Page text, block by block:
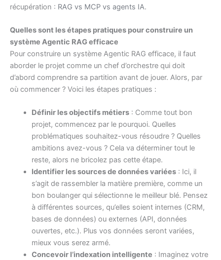
récupération : RAG vs MCP vs agents IA.
Quelles sont les étapes pratiques pour construire un
système Agentic RAG efficace
Pour construire un système Agentic RAG efficace, il faut
aborder le projet comme un chef d’orchestre qui doit
d’abord comprendre sa partition avant de jouer. Alors, par
où commencer ? Voici les étapes pratiques :
Définir les objectifs métiers: Comme tout bon
projet, commencez par le pourquoi. Quelles
problématiques souhaitez-vous résoudre ? Quelles
ambitions avez-vous ? Cela va déterminer tout le
reste, alors ne bricolez pas cette étape.
Identifier les sources de données variées: Ici, il
s’agit de rassembler la matière première, comme un
bon boulanger qui sélectionne le meilleur blé. Pensez
à différentes sources, qu’elles soient internes (CRM,
bases de données) ou externes (API, données
ouvertes, etc.). Plus vos données seront variées,
mieux vous serez armé.
Concevoir l’indexation intelligente : Imaginez votre